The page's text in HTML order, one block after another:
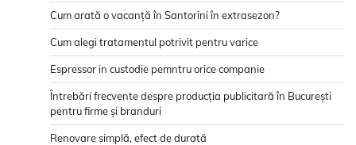
Cum arată o vacanță în Santorini în extrasezon?
Cum alegi tratamentul potrivit pentru varice
Espressor in custodie pemntru orice companie
Întrebări frecvente despre producția publicitară în București
pentru firme și branduri
Renovare simplă, efect de durată